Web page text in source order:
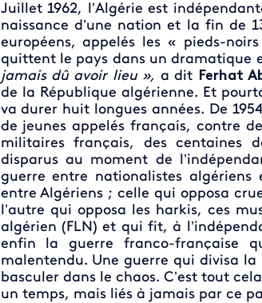
Juillet 1962, l’Algérie est
naissance d’une nation et la fin de
européens, appelés les « pieds-
quittent le pays dans un dramatique
jamais dû avoir lieu », a dit Ferhat
de la République algérienne. Et
va durer huit longues années. De
de jeunes appelés français, contre
militaires français, des centaines
disparus au moment de
guerre entre nationalistes
entre Algériens ; celle qui opposa
l’autre qui opposa les harkis, ces
algérien (FLN) et qui fit, à
enfin la guerre franco-française
malentendu. Une guerre qui divisa
basculer dans le chaos. C’est tout
un temps, mais liés à jamais par ce